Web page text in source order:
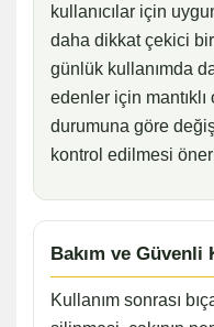
kullanıcılar için
daha dikkat çekici
günlük kullanımda
edenler için
durumuna göre
kontrol edilmesi
Bakım ve Güvenli
Kullanım sonrası